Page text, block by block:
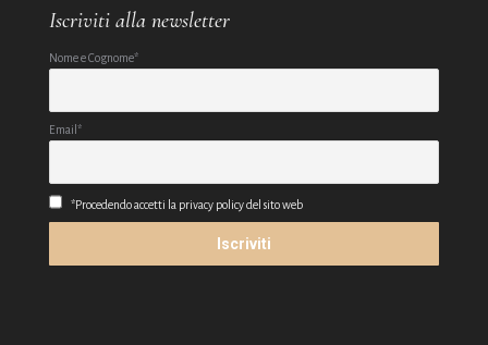
Iscriviti alla newsletter
Nome e Cognome*
Email*
*Procedendo accetti la privacy policy del sito web